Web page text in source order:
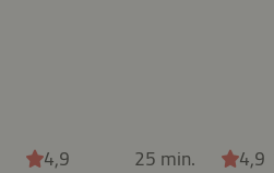
4,9 25 min. 4,9